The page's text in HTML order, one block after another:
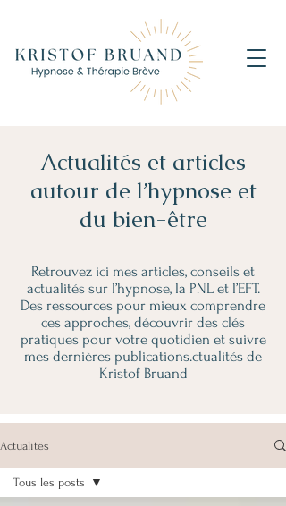
Actualités et articles
autour de l’hypnose et
du bien-être
Retrouvez ici mes articles, conseils et
actualités sur l’hypnose, la PNL et l’EFT.
Des ressources pour mieux comprendre
ces approches, découvrir des clés
pratiques pour votre quotidien et suivre
mes dernières publications.ctualités de
Kristof Bruand
Actualités
Tous les posts